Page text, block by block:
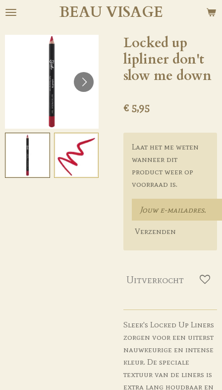
Ga
naar
hoofdinhoud
BEAUVISAGE
Locked up
lipliner don't
slow me down
€ 5,95
Laat het me weten
wanneer dit
product weer op
voorraad is.
Verzenden
Uitverkocht
Sleek's Locked Up Liners
zorgen voor een uiterst
nauwkeurige en intense
kleur. De speciale
textuur van de liners is
extra lang houdbaar en